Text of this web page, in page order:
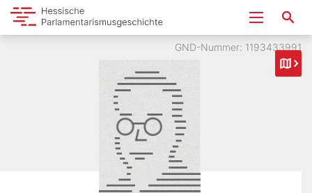
GND-Nummer: 1193433991